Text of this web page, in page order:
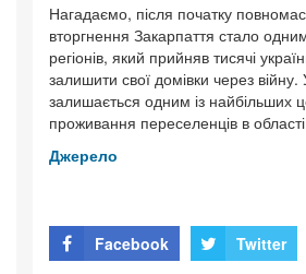
Нагадаємо, після початку
вторгнення Закарпаття стало
регіонів, який прийняв тисячі
залишити свої домівки через
залишається одним із найбільших
проживання переселенців в
Джерело
Facebook Twitter